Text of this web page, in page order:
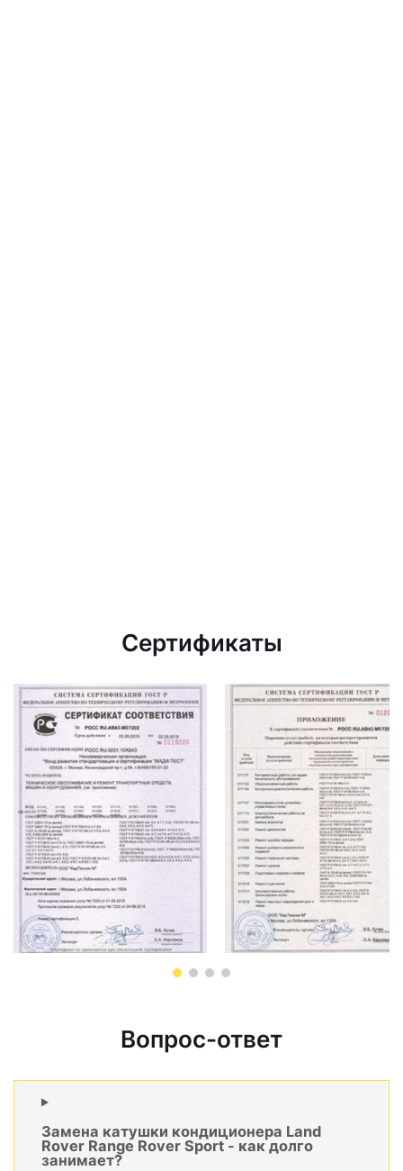
Сертификаты
Вопрос-ответ
Замена катушки кондиционера Land
Rover Range Rover Sport - как долго
занимает?